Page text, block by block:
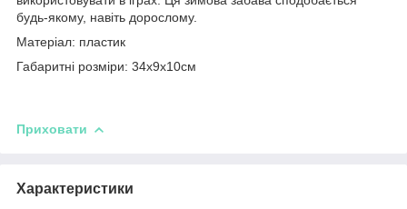
будь-якому, навіть дорослому.
Матеріал: пластик
Габаритні розміри: 34х9х10см
Приховати
Характеристики